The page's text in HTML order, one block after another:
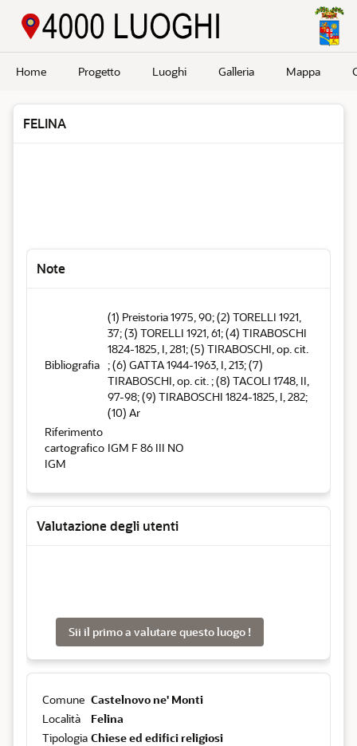
Home Progetto Luoghi Galleria Mappa
FELINA
Note
Bibliografia
(1) Preistoria 1975, 90; (2) TORELLI 1921,
37; (3) TORELLI 1921, 61; (4) TIRABOSCHI
1824-1825, I, 281; (5) TIRABOSCHI, op. cit.
; (6) GATTA 1944-1963, I, 213; (7)
TIRABOSCHI, op. cit. ; (8) TACOLI 1748, II,
97-98; (9) TIRABOSCHI 1824-1825, I, 282;
(10) Ar
Riferimento
cartografico
IGM
IGM F 86 III NO
Valutazione degli utenti
Sii il primo a valutare questo luogo !
Comune Castelnovo ne' Monti
Località
Felina
Tipologia Chiese ed edifici religiosi